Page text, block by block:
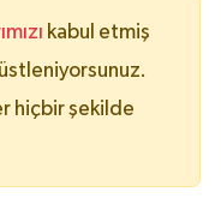
kabul etmiş
hiçbir şekilde